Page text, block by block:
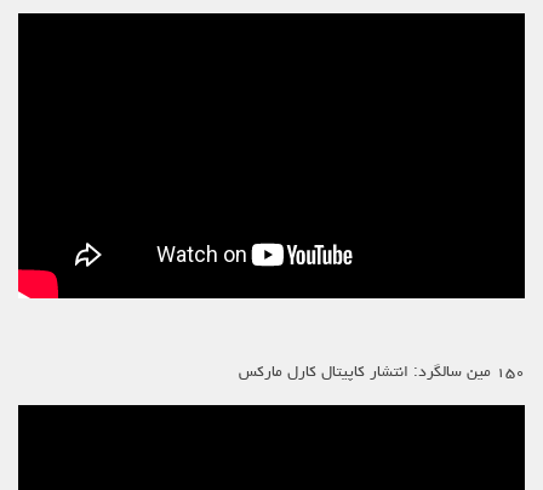
۱۵۰ مین سالگرد: انتشار کاپیتال کارل مارکس